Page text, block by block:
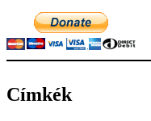
Címkék